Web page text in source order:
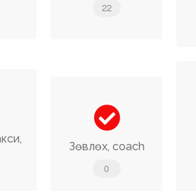
22
Зөвлөх, coach
0